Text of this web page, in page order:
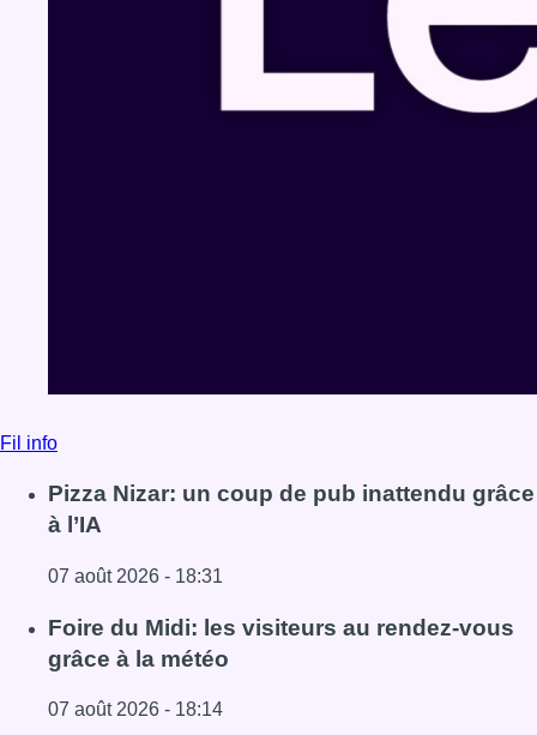
Fil info
Pizza Nizar: un coup de pub inattendu grâce
à l’IA
07 août 2026 - 18:31
Lire l'article Pizza Nizar: un coup de pub inattendu grâce
Foire du Midi: les visiteurs au rendez-vous
grâce à la météo
07 août 2026 - 18:14